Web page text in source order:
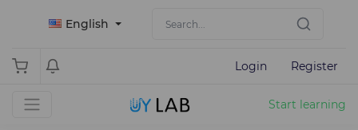
English
Login Register
Start learning